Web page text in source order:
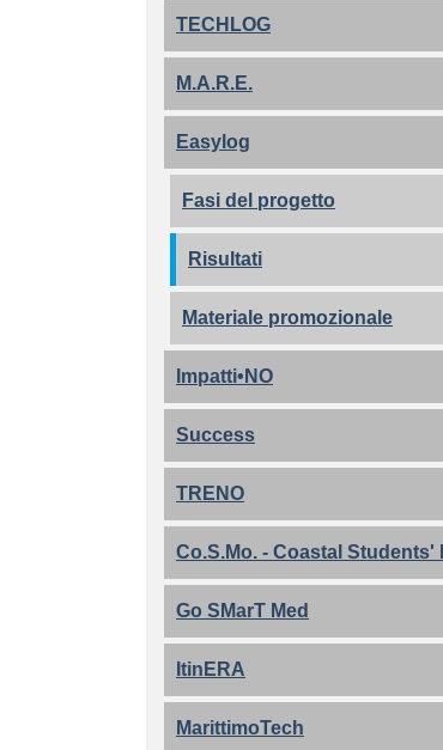
TECHLOG
M.A.R.E.
Easylog
Fasi del progetto
Risultati
Materiale promozionale
Impatti•NO
Success
TRENO
Co.S.Mo. - Coastal Students'
Go SMarT Med
ItinERA
MarittimoTech